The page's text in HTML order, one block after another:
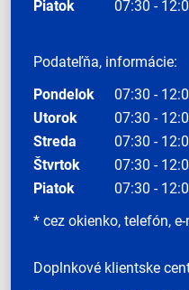
Piatok 07:30 -
Podateľňa, informácie:
Pondelok
07:30 -
Utorok
07:30 -
Streda
07:30 -
Štvrtok
07:30 -
Piatok
07:30 -
* cez okienko, telefón, e-
Doplnkové klientske